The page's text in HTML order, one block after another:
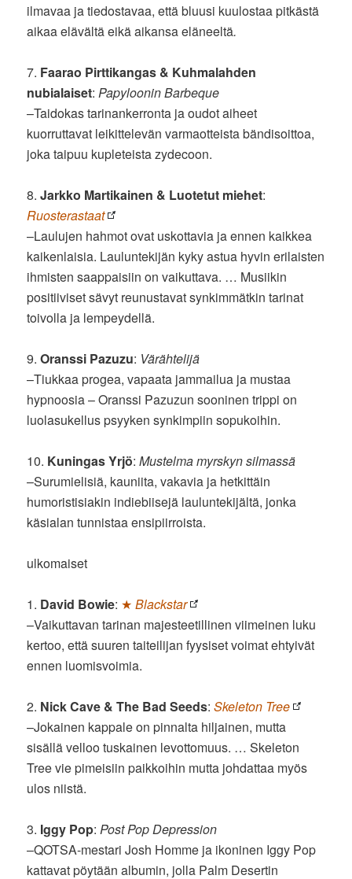
ilmavaa ja tiedostavaa, että bluusi kuulostaa pitkästä
aikaa elävältä eikä aikansa eläneeltä.
7. Faarao Pirttikangas & Kuhmalahden
nubialaiset: Papyloonin Barbeque
–Taidokas tarinankerronta ja oudot aiheet
kuorruttavat leikittelevän varmaotteista bändisoittoa,
joka taipuu kupleteista zydecoon.
8.Jarkko Martikainen & Luotetut miehet:
Ruosterastaat
–Laulujen hahmot ovat uskottavia ja ennen kaikkea
kaikenlaisia. Lauluntekijän kyky astua hyvin erilaisten
ihmisten saappaisiin on vaikuttava. … Musiikin
positiiviset sävyt reunustavat synkimmätkin tarinat
toivolla ja lempeydellä.
9.Oranssi Pazuzu: Värähtelijä
–Tiukkaa progea, vapaata jammailua ja mustaa
hypnoosia – Oranssi Pazuzun sooninen trippi on
luolasukellus psyyken synkimpiin sopukoihin.
10. Kuningas Yrjö:Mustelma myrskyn silmassä
–Surumielisiä, kauniita, vakavia ja hetkittäin
humoristisiakin indiebiisejä lauluntekijältä, jonka
käsialan tunnistaa ensipiirroista.
ulkomaiset
1. David Bowie: ★Blackstar
–Vaikuttavan tarinan majesteetillinen viimeinen luku
kertoo, että suuren taiteilijan fyysiset voimat ehtyivät
ennen luomisvoimia.
2. Nick Cave & The Bad Seeds:Skeleton Tree
–Jokainen kappale on pinnalta hiljainen, mutta
sisällä velloo tuskainen levottomuus. … Skeleton
Tree vie pimeisiin paikkoihin mutta johdattaa myös
ulos niistä.
3. Iggy Pop: Post Pop Depression
–QOTSA-mestari Josh Homme ja ikoninen Iggy Pop
kattavat pöytään albumin, jolla Palm Desertin